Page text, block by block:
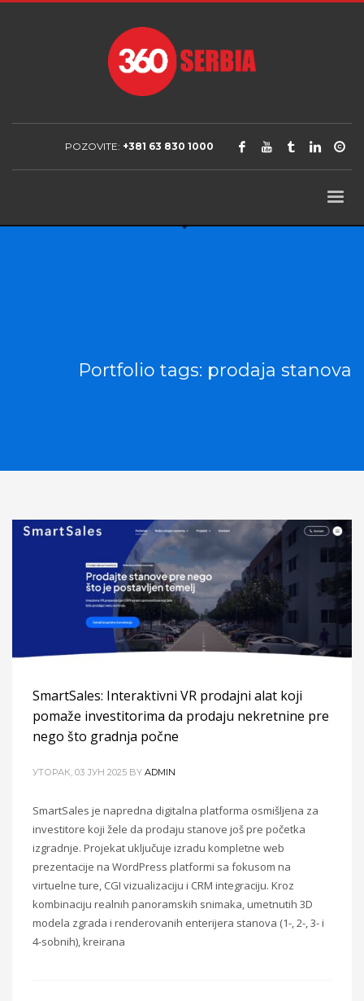
POZOVITE: +381 63 830 1000
Portfolio tags: prodaja stanova
SmartSales: Interaktivni VR prodajni alat koji
pomaže investitorima da prodaju nekretnine pre
nego što gradnja počne
УТОРАК, 03 ЈУН 2025 BY ADMIN
SmartSales je napredna digitalna platforma osmišljena za
investitore koji žele da prodaju stanove još pre početka
izgradnje. Projekat uključuje izradu kompletne web
prezentacije na WordPress platformi sa fokusom na
virtuelne ture, CGI vizualizaciju i CRM integraciju. Kroz
kombinaciju realnih panoramskih snimaka, umetnutih 3D
modela zgrada i renderovanih enterijera stanova (1-, 2-, 3- i
4-sobnih), kreirana